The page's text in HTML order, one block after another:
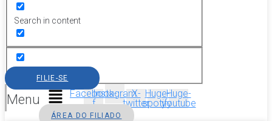
Search in content
Menu
FILIE-SE
Facebook-
f
InstagramX-
twitter
Huge-
spotify
Huge-
youtube
ÁREA DO FILIADO